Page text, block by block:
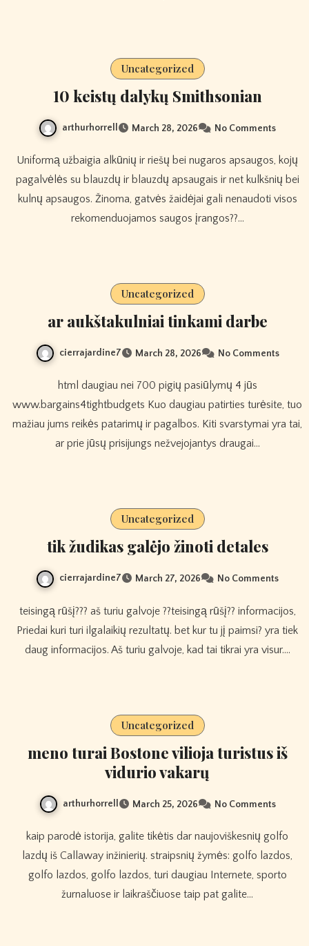
Uncategorized
10 keistų dalykų Smithsonian
arthurhorrell March 28, 2026 No Comments
Uniformą užbaigia alkūnių ir riešų bei nugaros apsaugos, kojų
pagalvėlės su blauzdų ir blauzdų apsaugais ir net kulkšnių bei
kulnų apsaugos. Žinoma, gatvės žaidėjai gali nenaudoti visos
rekomenduojamos saugos įrangos??…
Uncategorized
ar aukštakulniai tinkami darbe
cierrajardine7 March 28, 2026 No Comments
html daugiau nei 700 pigių pasiūlymų 4 jūs
www.bargains4tightbudgets Kuo daugiau patirties turėsite, tuo
mažiau jums reikės patarimų ir pagalbos. Kiti svarstymai yra tai,
ar prie jūsų prisijungs nežvejojantys draugai…
Uncategorized
tik žudikas galėjo žinoti detales
cierrajardine7 March 27, 2026 No Comments
teisingą rūšį??? aš turiu galvoje ??teisingą rūšį?? informacijos,
Priedai kuri turi ilgalaikių rezultatų. bet kur tu jį paimsi? yra tiek
daug informacijos. Aš turiu galvoje, kad tai tikrai yra visur.…
Uncategorized
meno turai Bostone vilioja turistus iš
vidurio vakarų
arthurhorrell March 25, 2026 No Comments
kaip parodė istorija, galite tikėtis dar naujoviškesnių golfo
lazdų iš Callaway inžinierių. straipsnių žymės: golfo lazdos,
golfo lazdos, golfo lazdos, turi daugiau Internete, sporto
žurnaluose ir laikraščiuose taip pat galite…